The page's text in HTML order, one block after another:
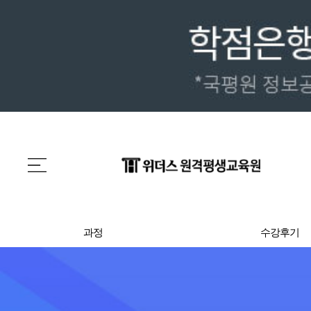
과정 수강후기